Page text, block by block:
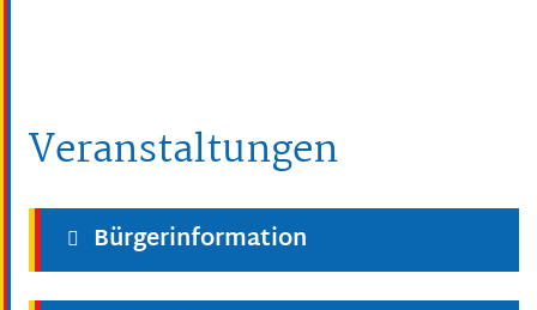
Veranstaltungen
Bürgerinformation